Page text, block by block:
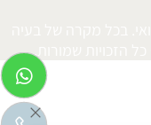
בכל מקרה של בעיה
הזכויות שמורות.